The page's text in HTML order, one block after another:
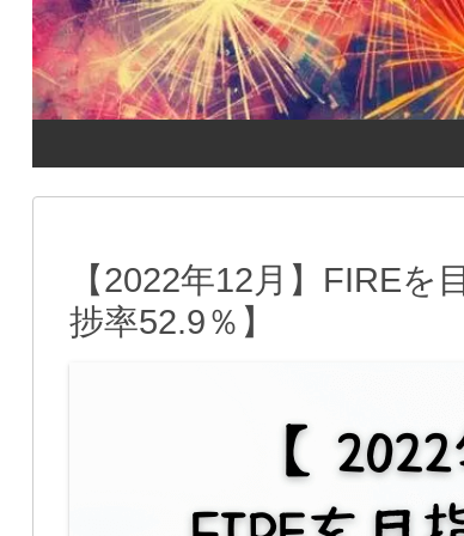
【2022年12月】FIRE
捗率52.9％】